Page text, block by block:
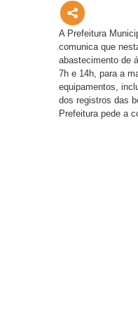
A Prefeitura
comunica que
abastecimento de
7h e 14h, para a
equipamentos,
dos registros das
Prefeitura pede a